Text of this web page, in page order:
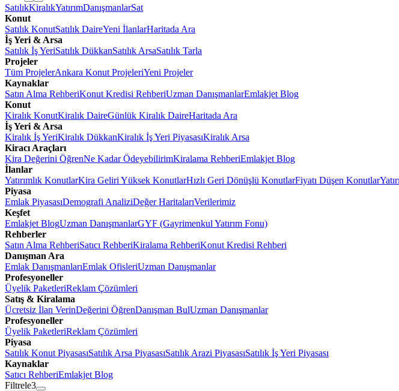
SatılıkKiralıkYatırımDanışmanlarSat
Konut
Satılık KonutSatılık DaireYeni İlanlarHaritada Ara
İş Yeri & Arsa
Satılık İş YeriSatılık DükkanSatılık ArsaSatılık Tarla
Projeler
Tüm ProjelerAnkara Konut ProjeleriYeni Projeler
Kaynaklar
Satın Alma RehberiKonut Kredisi RehberiUzman DanışmanlarEmlakjet Blog
Konut
Kiralık KonutKiralık DaireGünlük Kiralık DaireHaritada Ara
İş Yeri & Arsa
Kiralık İş YeriKiralık DükkanKiralık İş Yeri PiyasasıKiralık Arsa
Kiracı Araçları
Kira Değerini ÖğrenNe Kadar ÖdeyebilirimKiralama RehberiEmlakjet Blog
İlanlar
Yatırımlık KonutlarKira Geliri Yüksek KonutlarHızlı Geri Dönüşlü KonutlarFiyatı Düşen Konutlar
Piyasa
Emlak PiyasasıDemografi AnaliziDeğer HaritalarıVerilerimiz
Keşfet
Emlakjet BlogUzman DanışmanlarGYF (Gayrimenkul Yatırım Fonu)
Rehberler
Satın Alma RehberiSatıcı RehberiKiralama RehberiKonut Kredisi Rehberi
Danışman Ara
Emlak DanışmanlarıEmlak OfisleriUzman Danışmanlar
Profesyoneller
Üyelik PaketleriReklam Çözümleri
Satış & Kiralama
Ücretsiz İlan VerinDeğerini ÖğrenDanışman BulUzman Danışmanlar
Profesyoneller
Üyelik PaketleriReklam Çözümleri
Piyasa
Satılık Konut PiyasasıSatılık Arsa PiyasasıSatılık Arazi PiyasasıSatılık İş Yeri Piyasası
Kaynaklar
Satıcı RehberiEmlakjet Blog
Filtrele3